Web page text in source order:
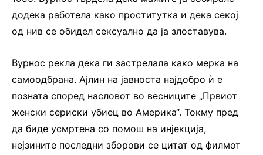
додека работела како проститутка и дека секој
од нив се обидел сексуално да ја злоставува.
Вурнос рекла дека ги застрелала како мерка на
самоодбрана. Ајлин на јавноста најдобро ѝ е
позната според насловот во весниците „Првиот
женски сериски убиец во Америка“. Токму пред
да биде усмртена со помош на инјекција,
нејзините последни зборови се цитат од филмот